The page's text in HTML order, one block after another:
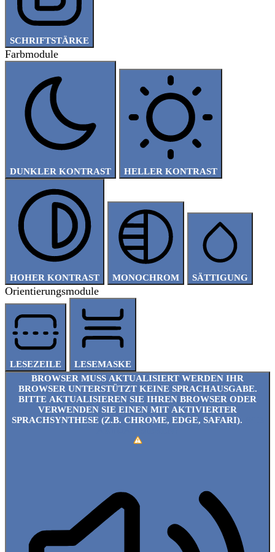
SCHRIFTSTÄRKE
Farbmodule
DUNKLER KONTRAST HELLER KONTRAST
HOHER KONTRAST MONOCHROM SÄTTIGUNG
Orientierungsmodule
LESEZEILE
LESEMASKE
BROWSER MUSS AKTUALISIERT WERDEN IHR
BROWSER UNTERSTÜTZT KEINE SPRACHAUSGABE.
BITTE AKTUALISIEREN SIE IHREN BROWSER ODER
VERWENDEN SIE EINEN MIT AKTIVIERTER
SPRACHSYNTHESE (Z.B. CHROME, EDGE, SAFARI).